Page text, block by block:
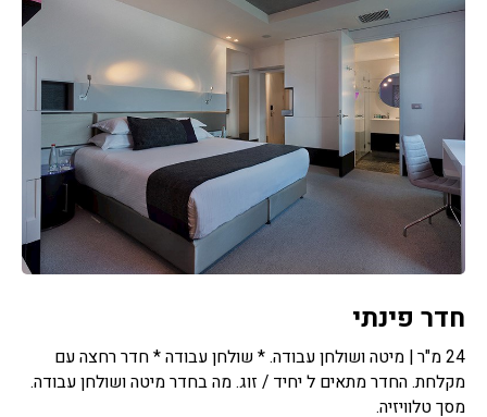
חדר פינתי
24 מ"ר | מיטה ושולחן עבודה. * שולחן עבודה * חדר רחצה עם
מקלחת. החדר מתאים ל יחיד / זוג. מה בחדר מיטה ושולחן עבודה.
מסך טלוויזיה.